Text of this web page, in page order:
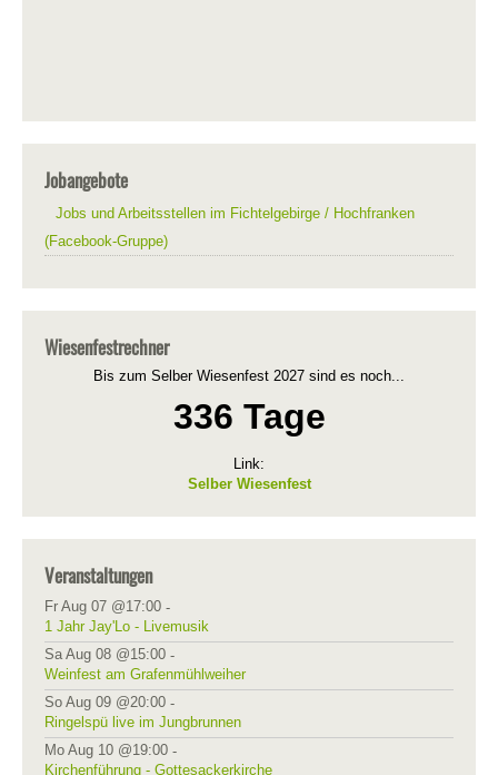
Jobangebote
Jobs und Arbeitsstellen im Fichtelgebirge / Hochfranken
(Facebook-Gruppe)
Wiesenfestrechner
Bis zum Selber Wiesenfest 2027 sind es noch...
336 Tage
Link:
Selber Wiesenfest
Veranstaltungen
Fr Aug 07 @17:00 -
1 Jahr Jay'Lo - Livemusik
Sa Aug 08 @15:00 -
Weinfest am Grafenmühlweiher
So Aug 09 @20:00 -
Ringelspü live im Jungbrunnen
Mo Aug 10 @19:00 -
Kirchenführung - Gottesackerkirche